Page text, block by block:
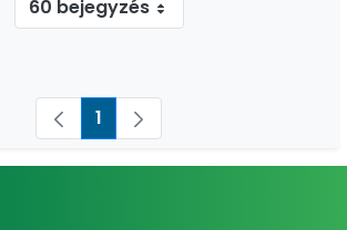
60 bejegyzés
Oldal
1